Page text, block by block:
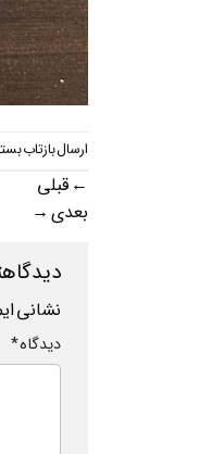
ارسال بازتاب
← قبلی
بعدی →
نشانی
دیدگاه*